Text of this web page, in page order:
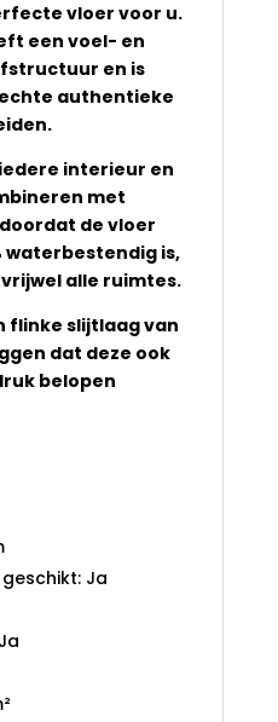
vloer voor u.
een voel- en
en is
authentieke
interieur en
met
de vloer
waterbestendig is,
alle ruimtes.
flinke slijtlaag van
dat deze ook
belopen
Ja